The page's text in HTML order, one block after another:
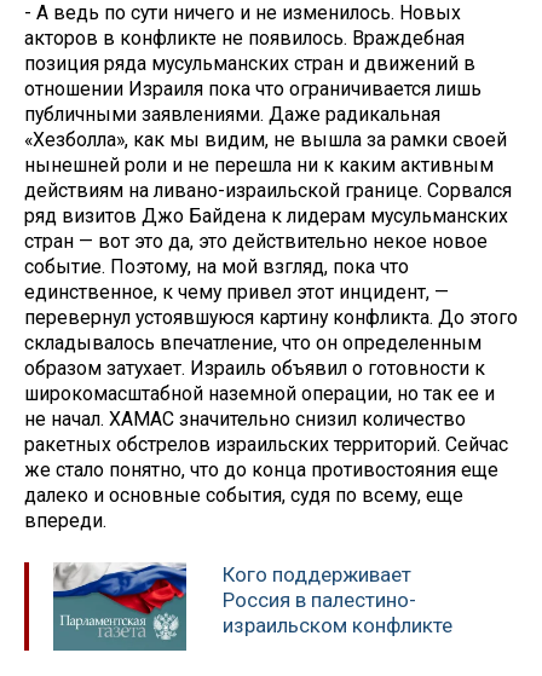
- А ведь по сути ничего и не изменилось. Новых
акторов в конфликте не появилось. Враждебная
позиция ряда мусульманских стран и движений в
отношении Израиля пока что ограничивается лишь
публичными заявлениями. Даже радикальная
«Хезболла», как мы видим, не вышла за рамки своей
нынешней роли и не перешла ни к каким активным
действиям на ливано-израильской границе. Сорвался
ряд визитов Джо Байдена к лидерам мусульманских
стран — вот это да, это действительно некое новое
событие. Поэтому, на мой взгляд, пока что
единственное, к чему привел этот инцидент, —
перевернул устоявшуюся картину конфликта. До этого
складывалось впечатление, что он определенным
образом затухает. Израиль объявил о готовности к
широкомасштабной наземной операции, но так ее и
не начал. ХАМАС значительно снизил количество
ракетных обстрелов израильских территорий. Сейчас
же стало понятно, что до конца противостояния еще
далеко и основные события, судя по всему, еще
впереди.
Кого поддерживает
Россия в палестино-
израильском конфликте